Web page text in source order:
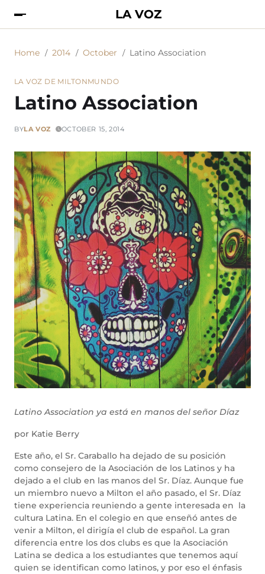
LA VOZ
Home 2014 October Latino Association
LA VOZ DE MILTONMUNDO
Latino Association
BYLA VOZ OCTOBER 15, 2014
Latino Association ya está en manos del señor Díaz
por Katie Berry
Este año, el Sr. Caraballo ha dejado de su posición
como consejero de la Asociación de los Latinos y ha
dejado a el club en las manos del Sr. Díaz. Aunque fue
un miembro nuevo a Milton el año pasado, el Sr. Díaz
tiene experiencia reuniendo a gente interesada en la
cultura Latina. En el colegio en que enseñó antes de
venir a Milton, el dirigía el club de español. La gran
diferencia entre los dos clubs es que la Asociación
Latina se dedica a los estudiantes que tenemos aquí
quien se identifican como latinos, y por eso el énfasis